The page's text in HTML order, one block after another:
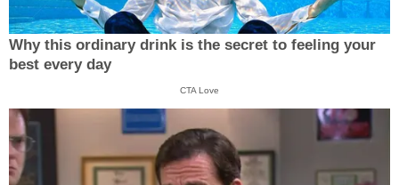
Why this ordinary drink is the secret to feeling your
best every day
CTA Love